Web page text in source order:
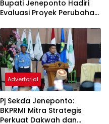
Bupati Jeneponto Hadiri
Evaluasi Proyek Perubahan
Advertorial
Pj Sekda Jeneponto:
BKPRMI Mitra Strategis
Perkuat Dakwah dan